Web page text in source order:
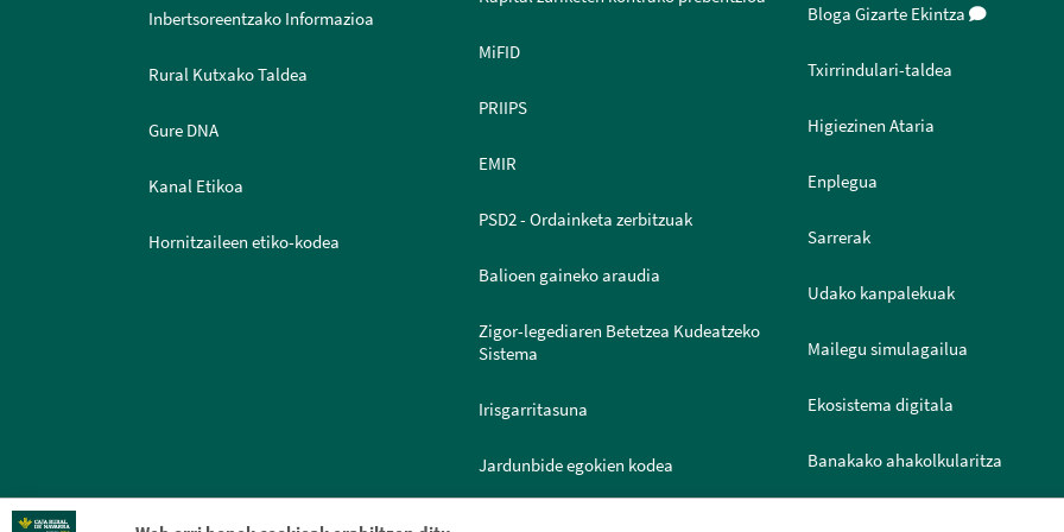
Inbertsoreentzako Informazioa
Rural Kutxako Taldea
Gure DNA
Kanal Etikoa
Hornitzaileen etiko-kodea
MiFID
PRIIPS
EMIR
PSD2 - Ordainketa zerbitzuak
Balioen gaineko araudia
Zigor-legediaren Betetzea Kudeatzeko
Sistema
Irisgarritasuna
Jardunbide egokien kodea
Bloga Gizarte Ekintza
Txirrindulari-taldea
Higiezinen Ataria
Enplegua
Sarrerak
Udako kanpalekuak
Mailegu simulagailua
Ekosistema digitala
Banakako ahakolkularitza